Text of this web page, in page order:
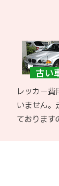
レッカー
いません
ております